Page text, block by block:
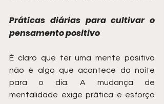
Práticas diárias para cultivar o
pensamento positivo
É claro que ter uma mente positiva
não é algo que acontece da noite
para o dia. A mudança de
mentalidade exige prática e esforço